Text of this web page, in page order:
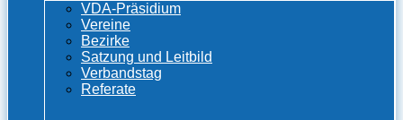
VDA-Präsidium
Vereine
Bezirke
Satzung und Leitbild
Verbandstag
Referate